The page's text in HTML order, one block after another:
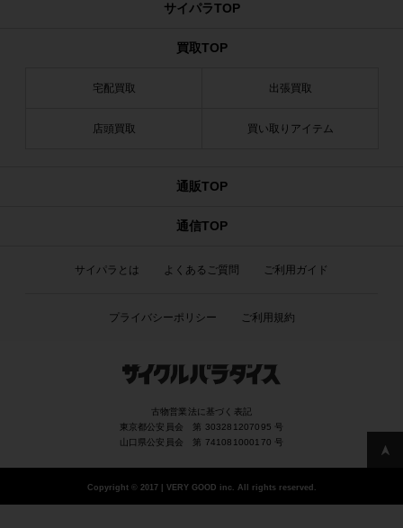
サイパラTOP
買取TOP
宅配買取 出張買取
店頭買取 買い取りアイテム
通販TOP
通信TOP
サイパラとは よくあるご質問 ご利用ガイド
プライバシーポリシー ご利用規約
古物営業法に基づく表記
東京都公安員会 第 303281207095 号
山口県公安員会 第 741081000170 号
Copyright ©2017 | VERY GOOD inc. All rights reserved.